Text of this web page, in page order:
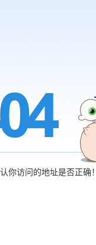
你访问的地址是否正确！